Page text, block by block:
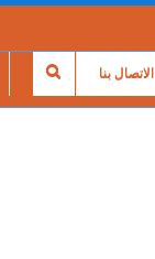
الاتصال بنا